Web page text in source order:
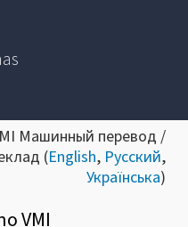
Машинный перевод /
(English, Русский,
Українська)
VMI